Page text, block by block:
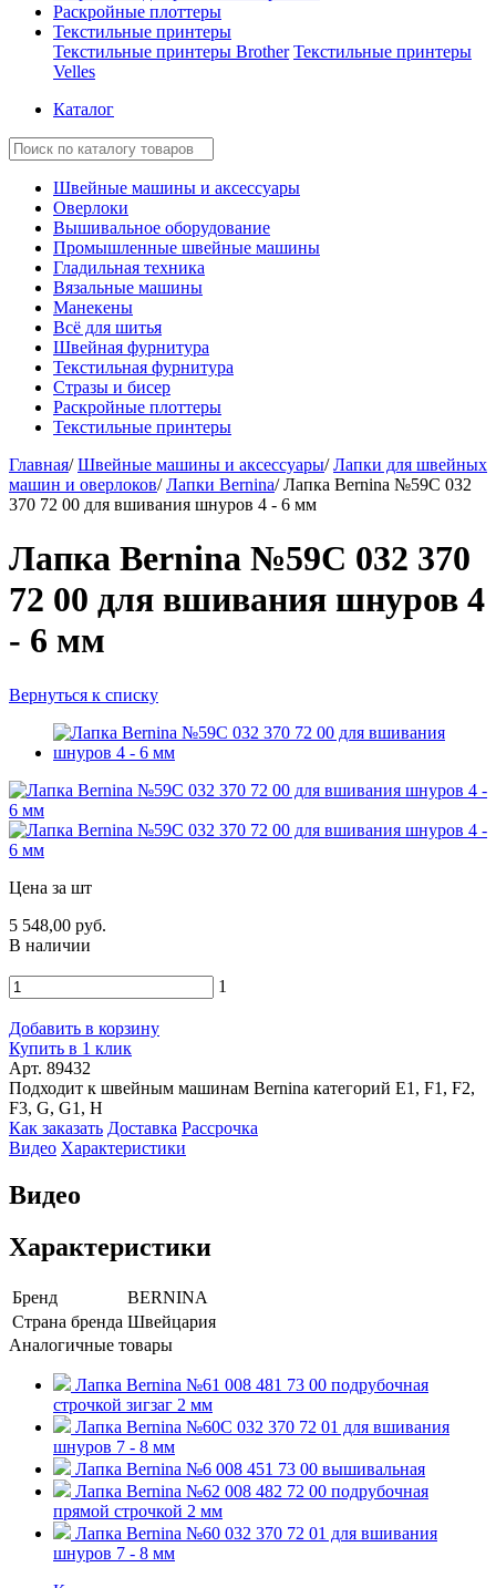
Раскройные плоттеры
Текстильные принтеры
Текстильные принтеры Brother Текстильные принтеры
Velles
Каталог
Швейные машины и аксессуары
Оверлоки
Вышивальное оборудование
Промышленные швейные машины
Гладильная техника
Вязальные машины
Манекены
Всё для шитья
Швейная фурнитура
Текстильная фурнитура
Стразы и бисер
Раскройные плоттеры
Текстильные принтеры
Главная/ Швейные машины и аксессуары/ Лапки для швейных
машин и оверлоков/ Лапки Bernina/ Лапка Bernina №59C 032
370 72 00 для вшивания шнуров 4 - 6 мм
Лапка Bernina №59C 032 370
72 00 для вшивания шнуров 4
- 6 мм
Вернуться к списку
Цена за шт
5 548,00 руб.
В наличии
1
Добавить в корзину
Купить в 1 клик
Арт. 89432
Подходит к швейным машинам Bernina категорий E1, F1, F2,
F3, G, G1, H
Как заказать Доставка Рассрочка
Видео Характеристики
Видео
Характеристики
Бренд
BERNINA
Страна бренда Швейцария
Аналогичные товары
Лапка Bernina №61 008 481 73 00 подрубочная
строчкой зигзаг 2 мм
Лапка Bernina №60C 032 370 72 01 для вшивания
шнуров 7 - 8 мм
Лапка Bernina №6 008 451 73 00 вышивальная
Лапка Bernina №62 008 482 72 00 подрубочная
прямой строчкой 2 мм
Лапка Bernina №60 032 370 72 01 для вшивания
шнуров 7 - 8 мм